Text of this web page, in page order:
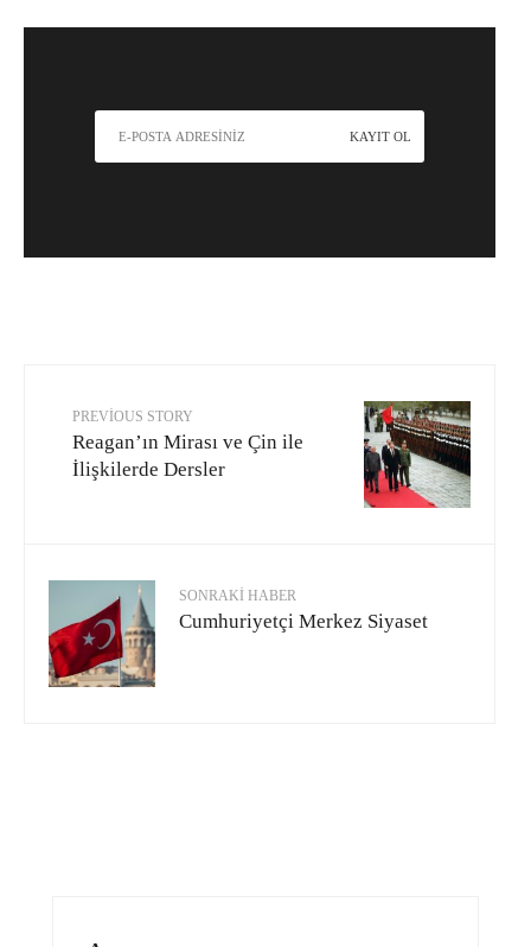
PREVIOUS STORY
Reagan’ın Mirası ve Çin ile
İlişkilerde Dersler
SONRAKI HABER
Cumhuriyetçi Merkez Siyaset